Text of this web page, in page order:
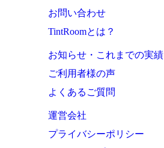
お問い合わせ
TintRoomとは？
お知らせ・これまでの実績
ご利用者様の声
よくあるご質問
運営会社
プライバシーポリシー